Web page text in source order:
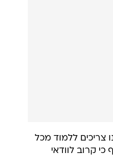
צריכים ללמוד מכל
כי קרוב לוודאי